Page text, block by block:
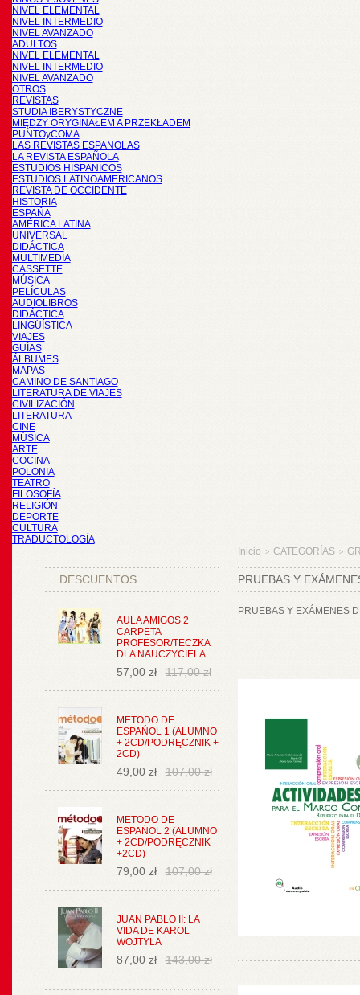
NIVEL ELEMENTAL
NIVEL INTERMEDIO
NIVEL AVANZADO
ADULTOS
NIVEL ELEMENTAL
NIVEL INTERMEDIO
NIVEL AVANZADO
OTROS
REVISTAS
STUDIA IBERYSTYCZNE
MIĘDZY ORYGINAŁEM A PRZEKŁADEM
PUNTOyCOMA
LAS REVISTAS ESPANOLAS
LA REVISTA ESPAÑOLA
ESTUDIOS HISPANICOS
ESTUDIOS LATINOAMERICANOS
REVISTA DE OCCIDENTE
HISTORIA
ESPAÑA
AMÉRICA LATINA
UNIVERSAL
DIDÁCTICA
MULTIMEDIA
CASSETTE
MÚSICA
PELÍCULAS
AUDIOLIBROS
DIDÁCTICA
LINGÜÍSTICA
VIAJES
GUÍAS
ÁLBUMES
MAPAS
CAMINO DE SANTIAGO
LITERATURA DE VIAJES
CIVILIZACIÓN
LITERATURA
CINE
MÚSICA
ARTE
COCINA
POLONIA
TEATRO
FILOSOFÍA
RELIGIÓN
DEPORTE
CULTURA
TRADUCTOLOGÍA
DESCUENTOS
AULA AMIGOS 2
CARPETA
PROFESOR/TECZKA
DLA NAUCZYCIELA
57,00 zł 117,00 zł
METODO DE
ESPAŃOL 1 (ALUMNO
+ 2CD/PODRĘCZNIK +
2CD)
49,00 zł 107,00 zł
METODO DE
ESPAŃOL 2 (ALUMNO
+ 2CD/PODRĘCZNIK
+2CD)
79,00 zł 107,00 zł
JUAN PABLO II: LA
VIDA DE KAROL
WOJTYLA
87,00 zł 143,00 zł
Inicio > CATEGORÍAS >
PRUEBAS Y
PRUEBAS Y EXÁMENES